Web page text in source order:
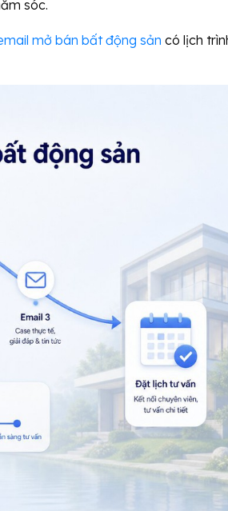
sóc.
mở bán bất động sản có lịch